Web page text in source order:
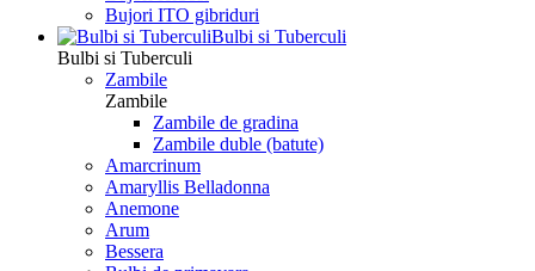
Bujori ITO gibriduri
Bulbi si Tuberculi
Bulbi si Tuberculi
Zambile
Zambile
Zambile de gradina
Zambile duble (batute)
Amarcrinum
Amaryllis Belladonna
Anemone
Arum
Bessera